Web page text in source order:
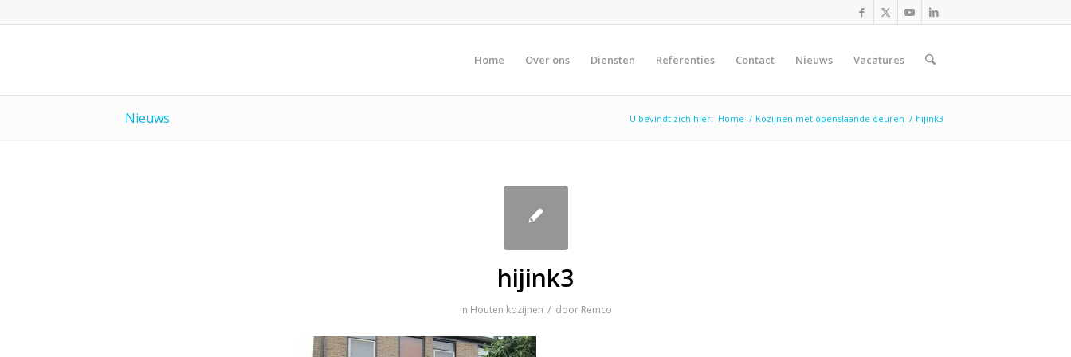
Home Over ons Diensten Referenties Contact Nieuws Vacatures
Nieuws U bevindt zich hier: Home / Kozijnen met openslaande deuren / hijink3
hijink3
in Houten kozijnen / door Remco